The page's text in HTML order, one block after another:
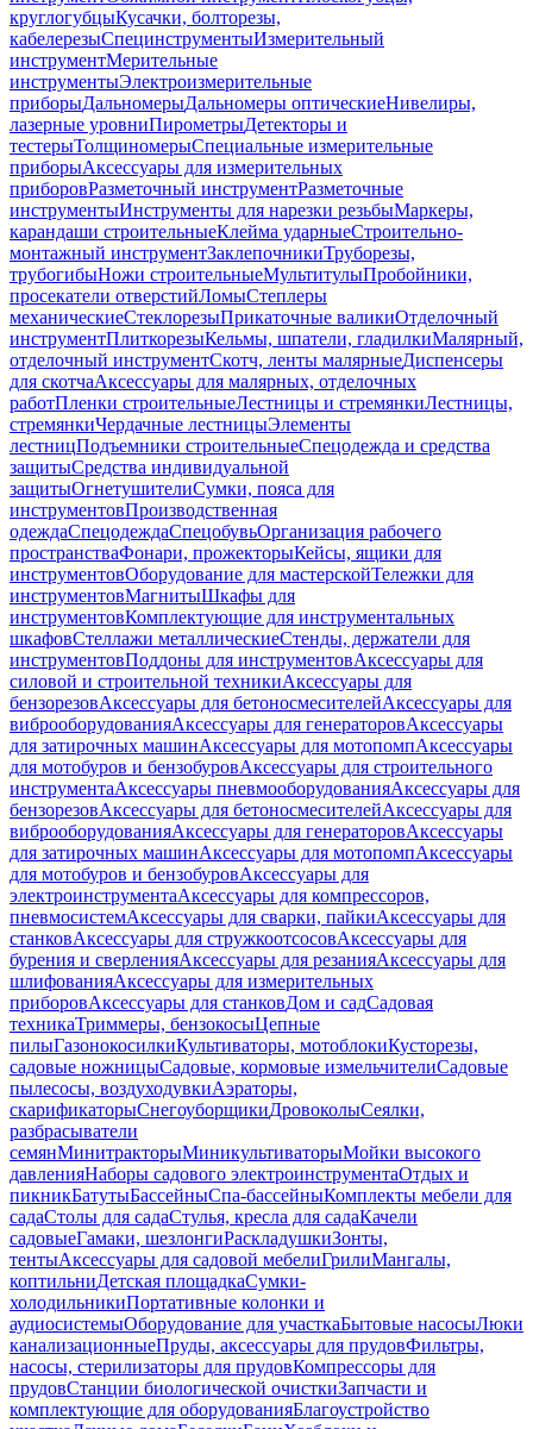
круглогубцыКусачки, болторезы,
кабелерезыСпецинструментыИзмерительный
инструментМерительные
инструментыЭлектроизмерительные
приборыДальномерыДальномеры оптическиеНивелиры,
лазерные уровниПирометрыДетекторы и
тестерыТолщиномерыСпециальные измерительные
приборыАксессуары для измерительных
приборовРазметочный инструментРазметочные
инструментыИнструменты для нарезки резьбыМаркеры,
карандаши строительныеКлейма ударныеСтроительно-
монтажный инструментЗаклепочникиТруборезы,
трубогибыНожи строительныеМультитулыПробойники,
просекатели отверстийЛомыСтеплеры
механическиеСтеклорезыПрикаточные валикиОтделочный
инструментПлиткорезыКельмы, шпатели, гладилкиМалярный,
отделочный инструментСкотч, ленты малярныеДиспенсеры
для скотчаАксессуары для малярных, отделочных
работПленки строительныеЛестницы и стремянкиЛестницы,
стремянкиЧердачные лестницыЭлементы
лестницПодъемники строительныеСпецодежда и средства
защитыСредства индивидуальной
защитыОгнетушителиСумки, пояса для
инструментовПроизводственная
одеждаСпецодеждаСпецобувьОрганизация рабочего
пространстваФонари, прожекторыКейсы, ящики для
инструментовОборудование для мастерскойТележки для
инструментовМагнитыШкафы для
инструментовКомплектующие для инструментальных
шкафовСтеллажи металлическиеСтенды, держатели для
инструментовПоддоны для инструментовАксессуары для
силовой и строительной техникиАксессуары для
бензорезовАксессуары для бетоносмесителейАксессуары для
виброоборудованияАксессуары для генераторовАксессуары
для затирочных машинАксессуары для мотопомпАксессуары
для мотобуров и бензобуровАксессуары для строительного
инструментаАксессуары пневмооборудованияАксессуары для
бензорезовАксессуары для бетоносмесителейАксессуары для
виброоборудованияАксессуары для генераторовАксессуары
для затирочных машинАксессуары для мотопомпАксессуары
для мотобуров и бензобуровАксессуары для
электроинструментаАксессуары для компрессоров,
пневмосистемАксессуары для сварки, пайкиАксессуары для
станковАксессуары для стружкоотсосовАксессуары для
бурения и сверленияАксессуары для резанияАксессуары для
шлифованияАксессуары для измерительных
приборовАксессуары для станковДом и садСадовая
техникаТриммеры, бензокосыЦепные
пилыГазонокосилкиКультиваторы, мотоблокиКусторезы,
садовые ножницыСадовые, кормовые измельчителиСадовые
пылесосы, воздуходувкиАэраторы,
скарификаторыСнегоуборщикиДровоколыСеялки,
разбрасыватели
семянМинитракторыМиникультиваторыМойки высокого
давленияНаборы садового электроинструментаОтдых и
пикникБатутыБассейныСпа-бассейныКомплекты мебели для
садаСтолы для садаСтулья, кресла для садаКачели
садовыеГамаки, шезлонгиРаскладушкиЗонты,
тентыАксессуары для садовой мебелиГрилиМангалы,
коптильниДетская площадкаСумки-
холодильникиПортативные колонки и
аудиосистемыОборудование для участкаБытовые насосыЛюки
канализационныеПруды, аксессуары для прудовФильтры,
насосы, стерилизаторы для прудовКомпрессоры для
прудовСтанции биологической очисткиЗапчасти и
комплектующие для оборудованияБлагоустройство